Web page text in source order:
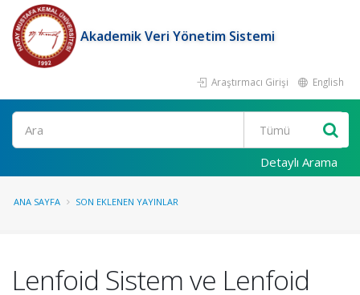
Akademik Veri Yönetim Sistemi
Araştırmacı Girişi English
Ara
Detaylı Arama
ANA SAYFA SON EKLENEN YAYINLAR
Lenfoid Sistem ve Lenfoid